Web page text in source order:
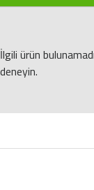
İlgili ürün
deneyin.